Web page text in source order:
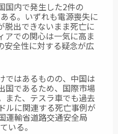
国内で発生した2件の
る。いずれも電源喪失に
脱出できないまま死亡に
アでの関心は一気に高ま
安全性に対する疑念が広
ではあるものの、中国は
国であるため、国際市場
また、テスラ車でも過去
ルに関連する死亡事例が
運輸省道路交通安全局
いる。